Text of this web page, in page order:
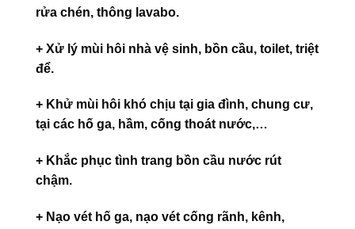
rửa chén, thông lavabo.
+ Xử lý mùi hôi nhà vệ sinh, bồn cầu, toilet, triệt
để.
+ Khử mùi hôi khó chịu tại gia đình, chung cư,
tại các hố ga, hầm, cống thoát nước,…
+ Khắc phục tình trang bồn cầu nước rút
chậm.
+ Nạo vét hố ga, nạo vét cống rãnh, kênh,